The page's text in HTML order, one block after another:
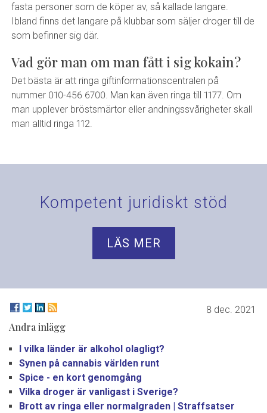
fasta personer som de köper av, så kallade langare.
Ibland finns det langare på klubbar som säljer droger till de
som befinner sig där.
Vad gör man om man fått i sig kokain?
Det bästa är att ringa giftinformationscentralen på
nummer 010-456 6700. Man kan även ringa till 1177. Om
man upplever bröstsmärtor eller andningssvårigheter skall
man alltid ringa 112.
Kompetent juridiskt stöd
LÄS MER
8 dec. 2021
Andra inlägg
I vilka länder är alkohol olagligt?
Synen på cannabis världen runt
Spice - en kort genomgång
Vilka droger är vanligast i Sverige?
Brott av ringa eller normalgraden | Straffsatser